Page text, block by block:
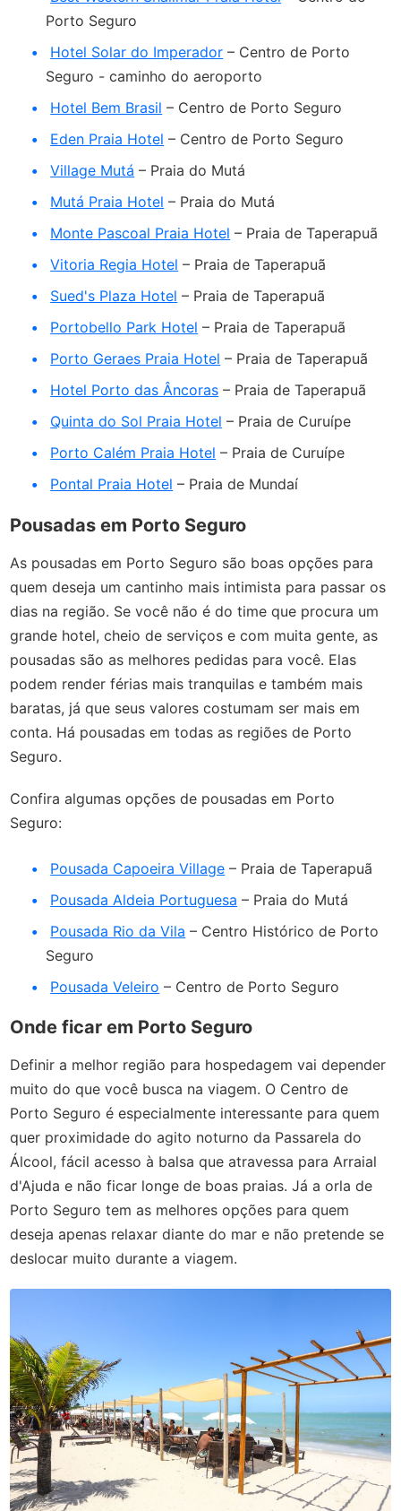
Porto Seguro
Hotel Solar do Imperador – Centro de Porto
Seguro - caminho do aeroporto
Hotel Bem Brasil – Centro de Porto Seguro
Eden Praia Hotel – Centro de Porto Seguro
Village Mutá – Praia do Mutá
Mutá Praia Hotel – Praia do Mutá
Monte Pascoal Praia Hotel – Praia de Taperapuã
Vitoria Regia Hotel – Praia de Taperapuã
Sued's Plaza Hotel – Praia de Taperapuã
Portobello Park Hotel – Praia de Taperapuã
Porto Geraes Praia Hotel – Praia de Taperapuã
Hotel Porto das Âncoras – Praia de Taperapuã
Quinta do Sol Praia Hotel – Praia de Curuípe
Porto Calém Praia Hotel – Praia de Curuípe
Pontal Praia Hotel – Praia de Mundaí
Pousadas em Porto Seguro
As pousadas em Porto Seguro são boas opções para
quem deseja um cantinho mais intimista para passar os
dias na região. Se você não é do time que procura um
grande hotel, cheio de serviços e com muita gente, as
pousadas são as melhores pedidas para você. Elas
podem render férias mais tranquilas e também mais
baratas, já que seus valores costumam ser mais em
conta. Há pousadas em todas as regiões de Porto
Seguro.
Confira algumas opções de pousadas em Porto
Seguro:
Pousada Capoeira Village – Praia de Taperapuã
Pousada Aldeia Portuguesa – Praia do Mutá
Pousada Rio da Vila – Centro Histórico de Porto
Seguro
Pousada Veleiro – Centro de Porto Seguro
Onde ficar em Porto Seguro
Definir a melhor região para hospedagem vai depender
muito do que você busca na viagem. O Centro de
Porto Seguro é especialmente interessante para quem
quer proximidade do agito noturno da Passarela do
Álcool, fácil acesso à balsa que atravessa para Arraial
d'Ajuda e não ficar longe de boas praias. Já a orla de
Porto Seguro tem as melhores opções para quem
deseja apenas relaxar diante do mar e não pretende se
deslocar muito durante a viagem.